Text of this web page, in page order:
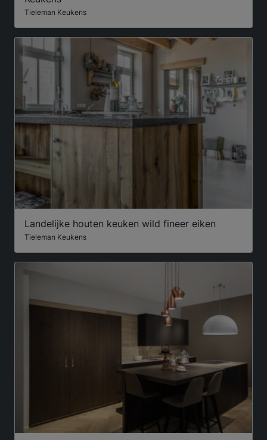
Tieleman Keukens
Landelijke houten keuken wild fineer eiken
Tieleman Keukens